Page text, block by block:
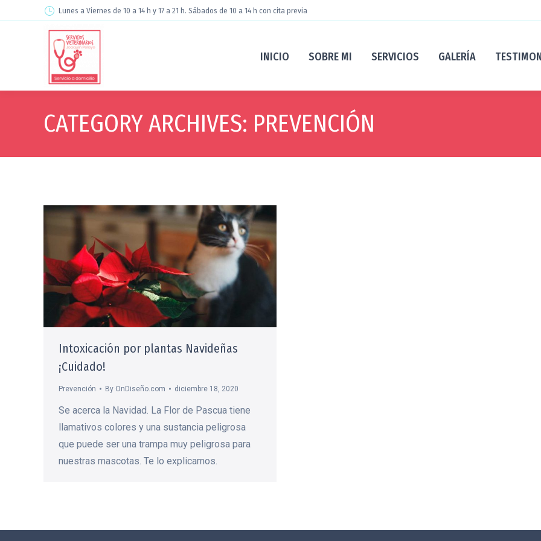
Lunes a Viernes de 10 a 14 h y 17 a 21 h. Sábados de 10 a 14 h con cita previa
INICIO SOBRE MI SERVICIOS GALERÍA
CATEGORY ARCHIVES: PREVENCIÓN
Intoxicación por plantas Navideñas
¡Cuidado!
Prevención By OnDiseño.com diciembre 18, 2020
Se acerca la Navidad. La Flor de Pascua tiene
llamativos colores y una sustancia peligrosa
que puede ser una trampa muy peligrosa para
nuestras mascotas. Te lo explicamos.